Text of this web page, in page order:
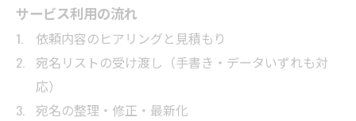
サービス利用の流れ
依頼内容のヒアリングと見積もり
宛名リストの受け渡し（手書き・データいずれも対
応）
宛名の整理・修正・最新化